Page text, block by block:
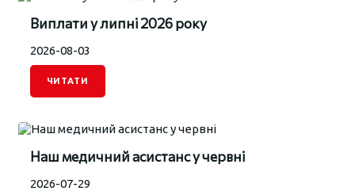
Виплати у липні 2026 року
2026-08-03
ЧИТАТИ
Наш медичний асистанс у червні
2026-07-29